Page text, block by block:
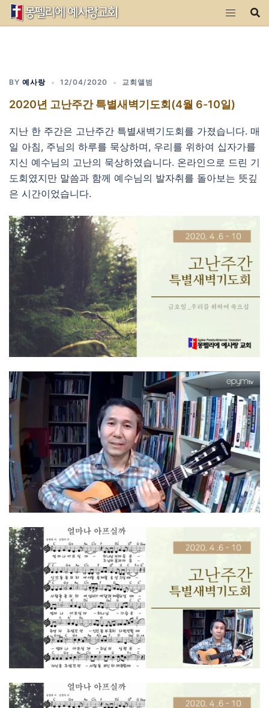
Skip
BY 예사랑 12/04/2020 교회앨범
2020년 고난주간 특별새벽기도회(4월 6-10일)
지난 한 주간은 고난주간 특별새벽기도회를 가졌습니다. 매
일 아침, 주님의 하루를 묵상하며, 우리를 위하여 십자가를
지신 예수님의 고난의 묵상하였습니다. 온라인으로 드린 기
도회였지만 말씀과 함께 예수님의 발자취를 돌아보는 뜻깊
은 시간이었습니다.